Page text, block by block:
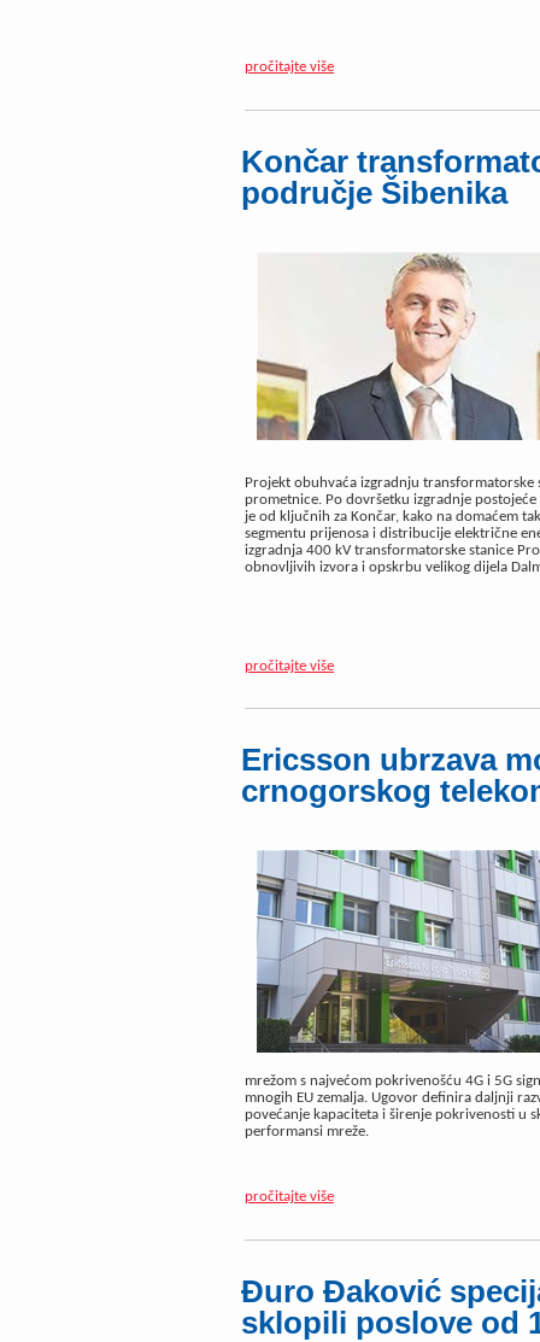
pročitajte više
Končar
područje Šibenika
Projekt obuhvaća izgradnju
prometnice. Po dovršetku izgradnje
je od ključnih za Končar, kako na domaćem
segmentu prijenosa i distribucije električne
izgradnja 400 kV transformatorske stanice
obnovljivih izvora i opskrbu velikog dijela
pročitajte više
Ericsson ubrzava
crnogorskog
mrežom s najvećom pokrivenošću 4G i 5G
mnogih EU zemalja. Ugovor definira daljnji
povećanje kapaciteta i širenje pokrivenosti u
performansi mreže.
pročitajte više
Đuro Đaković
sklopili poslove od